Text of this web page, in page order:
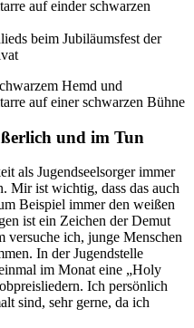
beim Jubiläumsfest der
und im Tun
als Jugendseelsorger immer
Mir ist wichtig, dass das auch
Beispiel immer den weißen
ist ein Zeichen der Demut
versuche ich, junge Menschen
In der Jugendstelle
im Monat eine „Holy
Ich persönlich
sind, sehr gerne, da ich